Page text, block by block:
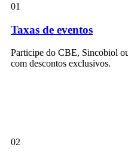
01
Taxas de eventos
Participe do CBE, Sincobiol
com descontos exclusivos.
02